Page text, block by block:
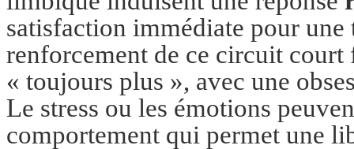
satisfaction immédiate pour
renforcement de ce circuit
« toujours plus », avec une
Le stress ou les émotions
comportement qui permet une